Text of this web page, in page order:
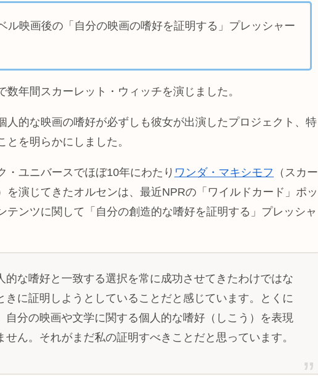
ル映画後の「自分の映画の嗜好を証明する」プレッシャー
年間スカーレット・ウィッチを演じました。
人的な映画の嗜好が必ずしも彼女が出演したプロジェクト、特
を明らかにしました。
・ユニバースでほぼ10年にわたり ワンダ・マキシモフ （スカー
を演じてきたオルセンは、最近NPRの「ワイルドカード」ポッ
テンツに関して「自分の創造的な嗜好を証明する」プレッシャ
的な嗜好と一致する選択を常に成功させてきたわけではな
きに証明しようとしていることだと感じています。とくに
自分の映画や文学に関する個人的な嗜好（しこう）を表現
ん。それがまだ私の証明すべきことだと思っています。